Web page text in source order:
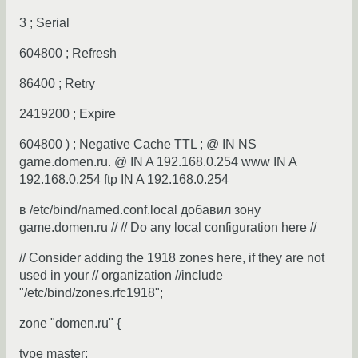
3 ; Serial
604800 ; Refresh
86400 ; Retry
2419200 ; Expire
604800 ) ; Negative Cache TTL ; @ IN NS
game.domen.ru. @ IN A 192.168.0.254 www IN A
192.168.0.254 ftp IN A 192.168.0.254
в /etc/bind/named.conf.local добавил зону
game.domen.ru // // Do any local configuration here //
// Consider adding the 1918 zones here, if they are not
used in your // organization //include
"/etc/bind/zones.rfc1918";
zone "domen.ru" {
type master;